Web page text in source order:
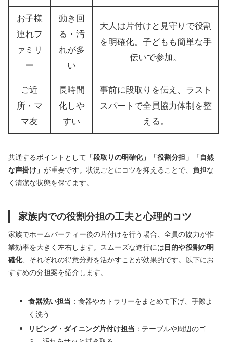
お子様
連れフ
ァミリ
ー
動き回
る・汚
れが多
い
大人は片付けと見守りで役割
を明確化。子どもも簡単な手
伝いで参加。
ご近
所・マ
マ友
長時間
化しや
すい
事前に段取りを伝え、ラスト
スパートで全員協力体制を整
える。
共通するポイントとして 「段取りの明確化」「役割分担」「自然
な声掛け」 が重要です。状況ごとにコツを抑えることで、負担な
く清潔な状態を保てます。
家族内での役割分担の工夫と心理的コツ
家族でホームパーティー後の片付けを行う場合、全員の協力が作
業効率を大きく左右します。スムーズな進行には 目的や役割の明
確化、それぞれの得意分野を活かすことが効果的です。以下にお
すすめの分担案を紹介します。
食器洗い担当 ：食器やカトラリーをまとめて下げ、手際よ
く洗う
リビング・ダイニング片付け担当 ：テーブルや周辺のゴ